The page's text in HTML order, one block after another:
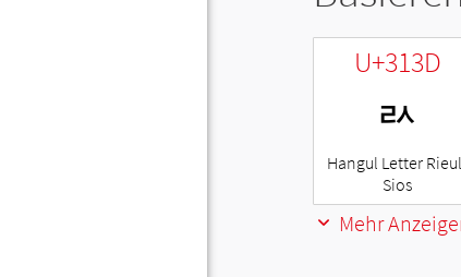
U+313D
ㄽ
Hangul Letter
Sios
Mehr